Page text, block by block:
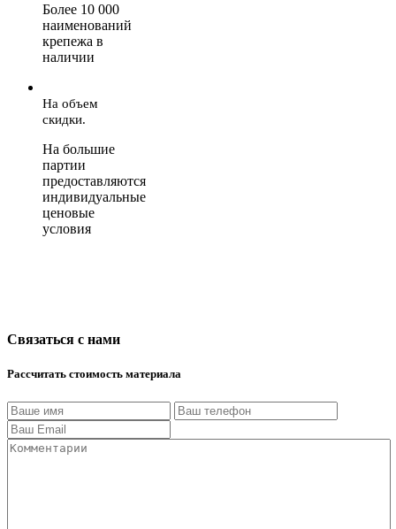
Более 10 000
наименований
крепежа в
наличии
На объем
скидки.
На большие
партии
предоставляются
индивидуальные
ценовые
условия
Связаться с нами
Рассчитать стоимость материала